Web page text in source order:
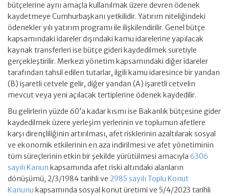
bütçelerine aynı amaçla kullanılmak üzere devren ödenek
kaydetmeye Cumhurbaşkanı yetkilidir. Yatırım niteliğindeki
ödenekler yılı yatırım programı ile ilişkilendirilir. Genel bütçe
kapsamındaki idareler dışındaki kamu idarelerine yapılacak
kaynak transferleri ise bütçe gideri kaydedilmek suretiyle
gerçekleştirilir. Merkezi yönetim kapsamındaki diğer idareler
tarafından tahsil edilen tutarlar, ilgili kamu idaresince bir yandan
(B) işaretli cetvele gelir, diğer yandan (A) işaretli cetvelin
mevcut veya yeni açılacak tertiplerine ödenek kaydedilir.
Bu gelirlerin yüzde 60’a kadar kısmı ise Bakanlık bütçesine gider
kaydedilmek üzere yerleşim yerlerinin ve toplumun afetlere
karşı dirençliliğinin artırılması, afet risklerinin azaltılarak sosyal
ve ekonomik etkilerinin en aza indirilmesi ve afet yönetiminin
tüm süreçlerinin etkin bir şekilde yürütülmesi amacıyla 6306
sayılı Kanun kapsamında afet riski altındaki alanların
dönüşümü, 2/3/1984 tarihli ve 2985 sayılı Toplu Konut
Kanunu kapsamında sosyal konut üretimi ve 5/4/2023 tarihli